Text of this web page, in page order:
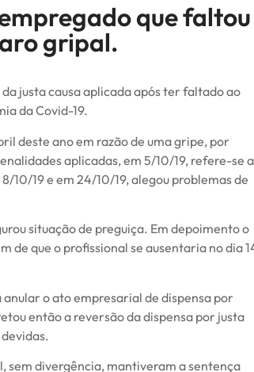
que faltou
gripal.
justa causa aplicada após ter faltado ao
da Covid-19.
deste ano em razão de uma gripe, por
aplicadas, em 5/10/19, refere-se a
10/19 e em 24/10/19, alegou problemas de
situação de preguiça. Em depoimento o
de que o profissional se ausentaria no dia
o ato empresarial de dispensa por
então a reversão da dispensa por justa
sem divergência, mantiveram a sentença